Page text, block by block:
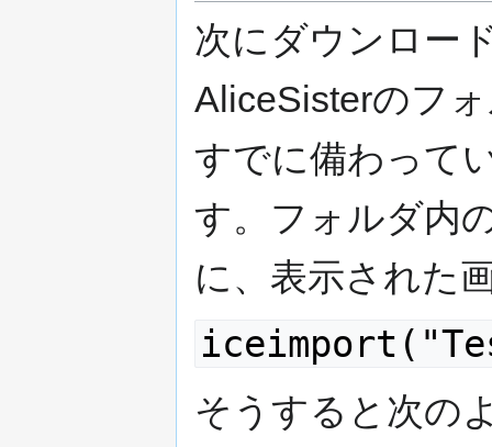
次にダウンロー
AliceSisterのフ
すでに備わって
す。フォルダ内
に、表示された
そうすると次の